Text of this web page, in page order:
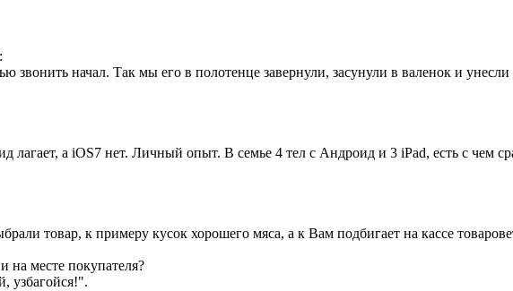
начал. Так мы его в полотенце завернули, засунули в валенок и унесли
лагает, а iOS7 нет. Личный опыт. В семье 4 тел с Андроид и 3 iPad, есть с чем
товар, к примеру кусок хорошего мяса, а к Вам подбигает на кассе
на месте покупателя?
узбагойся!".